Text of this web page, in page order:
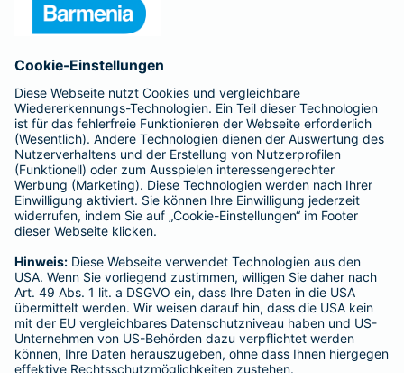
Barmenia ist Teil der BarmeniaGothaer
BELIEBTE SEITEN
Kranken-Zusatzversicherung
Tierversicherungen
Haftpflichtversicherung
Hausratversicherung
Adresse ändern
Schaden melden
Kilometerstandsmeldung
Serviceübersicht